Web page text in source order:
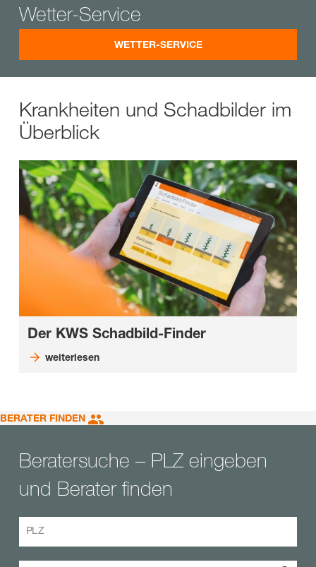
Wetter-Service
WETTER-SERVICE
Krankheiten und Schadbilder im
Überblick
Der KWS Schadbild-Finder
weiterlesen
BERATER FINDEN
Beratersuche – PLZ eingeben
und Berater finden
PLZ